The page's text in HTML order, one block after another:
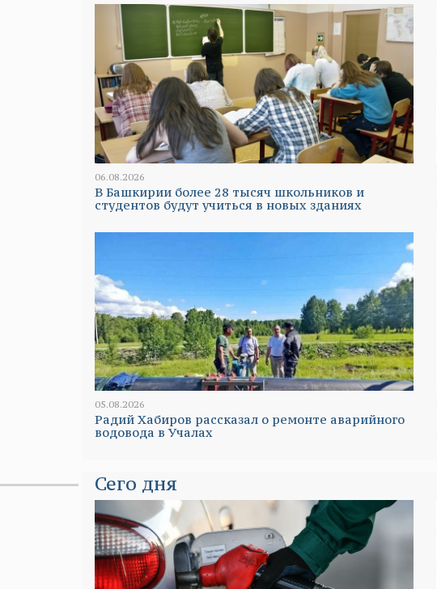
06.08.2026
В Башкирии более 28 тысяч школьников и
студентов будут учиться в новых зданиях
05.08.2026
Радий Хабиров рассказал о ремонте аварийного
водовода в Учалах
Сего дня